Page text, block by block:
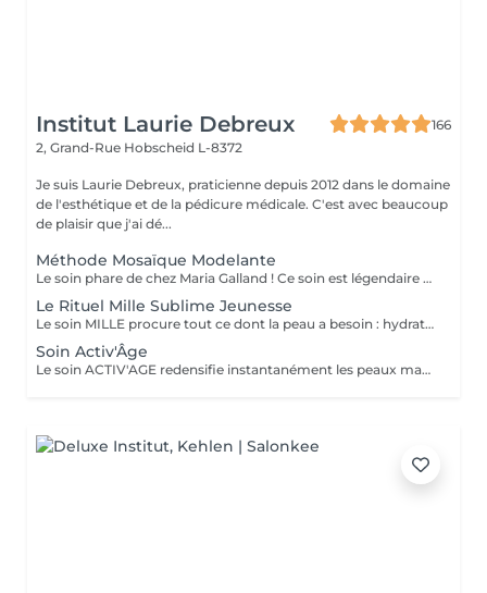
Institut Laurie Debreux
166
2, Grand-Rue Hobscheid L-8372
Je suis Laurie Debreux, praticienne depuis 2012 dans le domaine
de l'esthétique et de la pédicure médicale. C'est avec beaucoup
de plaisir que j'ai dé...
Méthode Mosaïque Modelante
Le soin phare de chez Maria Galland ! Ce soin est légendaire et ultra personnalisé. Il est conçu en fonction de l'individualité de la peau ce qui transforme votre peau de manière impressionnante en un seul soin ! Le soin est composé d'un nettoyage doux et profond, d'un massage restructurant et d'un masque modelant ; riche en oligo-éléments et minéraux.
Le Rituel Mille Sublime Jeunesse
Le soin MILLE procure tout ce dont la peau a besoin : hydratation, régénération, douceur, fermeté, élasticité et réduction des rides. Une authentique expérience anti-âge globale. Le soin est composé d'un nettoyage en douceur, d'un massage associant la relaxation à une technique anti âge de pointe et d'un masque anti âge global d'exception. Une vraie expérience gastronomique pour votre peau qui comblera vos exigences !
Soin Activ'Âge
Le soin ACTIV'AGE redensifie instantanément les peaux matures. Rend la peau plus souple, plus lisse et la nourrit. Riche en peptides, ce soin va booster l'élasticité et la fermeté de la peau ! Le soin est composé d'un nettoyage en douceur, d'un massage redensifiant et d'un masque Peel-Off Sublimateur de Jeunesse !